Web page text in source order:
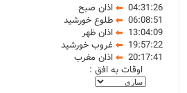
04:31:26
اذان صبح
06:08:51
طلوع خورشید
13:04:09
اذان ظهر
19:57:22
غروب خورشید
20:17:41
اذان مغرب
اوقات به افق :